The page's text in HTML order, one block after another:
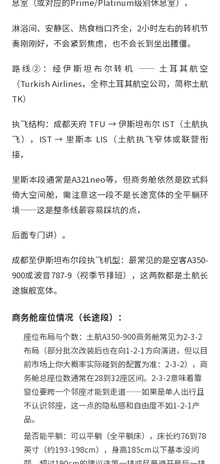
息室（或对应的Prime/Platinum级别休息室），
淋浴间、安静区、热食档口齐全，2小时左右的转机节
奏刚刚好，不会紧到焦虑，也不会长到坐出腰僵。
路线②：经伊斯坦布尔转机 —— 土耳其航空
（Turkish Airlines，全称土耳其航空公司，简称土航
TK）
执飞结构：成都天府 TFU → 伊斯坦布尔 IST（土航执
飞），IST → 里斯本 LIS（土航执飞窄体或联营衔
接，
里斯本段通常是A321neo等，但商务舱依然是欧式斜
倚大空间舱，需注意这一段不是长途宽体的全平躺环
境——这是整条线最容易踩坑的点，
后面专门讲）。
成都至伊斯坦布尔段执飞机型：最常见的是空客A350-
900或波音787-9（视季节排班），这两款都是土航长
途旗舰宽体。
商务舱座位情况（长途段）：
座位布局与个数：土航A350-900商务舱常见为2-3-2
布局（部分批次改装后也在向1-2-1方向演进，但以目
前市场上你大概率实际碰到的配置为准：2-3-2），商
务舱总座位数通常在28到32座区间。2-3-2意味着靠
窗位要跨一个邻座才能到走道——如果是单人出行且
不认识邻座，这一点的隐私感和自由度不如1-2-1产
品。
是否能平躺：可以平躺（全平躺床），床长约76到78
英寸（约193-198cm），身高185cm以下基本没问